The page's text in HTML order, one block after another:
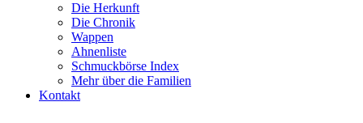
Die Herkunft
Die Chronik
Wappen
Ahnenliste
Schmuckbörse Index
Mehr über die Familien
Kontakt